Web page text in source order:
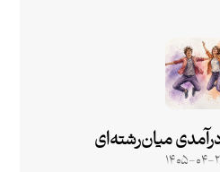
میان‌رشته‌ای
۰۴-۲۸